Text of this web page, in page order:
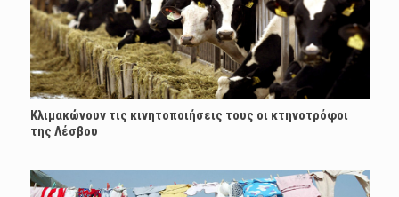
Κλιμακώνουν τις κινητοποιήσεις τους οι κτηνοτρόφοι
της Λέσβου